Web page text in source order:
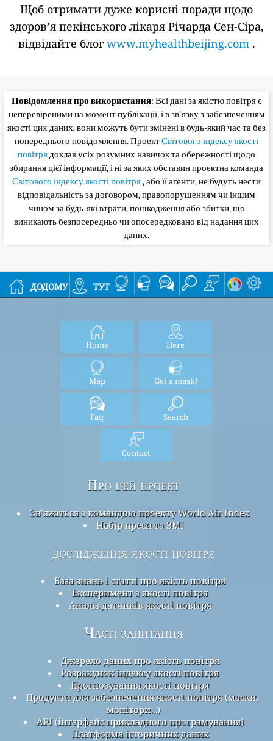
Щоб отримати дуже корисні поради щодо
здоров’я пекінського лікаря Річарда Сен-Сіра,
відвідайте блог www.myhealthbeijing.com .
Повідомлення про використання: Всі дані за якістю повітря є
неперевіреними на момент публікації, і в зв'язку з забезпеченням
якості цих даних, вони можуть бути змінені в будь-який час та без
попереднього повідомлення. ПроектСвітового індексу якості
повітрядоклав усіх розумних навичок та обережності щодо
збирання цієї інформації, і ні за яких обставин проектна команда
Світового індексу якості повітря, або її агенти, не будуть нести
відповідальність за договором, правопорушенням чи іншим
чином за будь-які втрати, пошкодження або збитки, що
виникають безпосередньо чи опосередковано від надання цих
даних.
додому тут
Home Here
Map Get a mask!
Faq Search
Contact
Про цей проект
Зв’яжіться з командою проекту World Air Index
Набір преси та ЗМІ
дослідження якості повітря
База знань і статті про якість повітря
Експеримент з якості повітря
Аналіз датчиків якості повітря
Часті запитання
Джерело даних про якість повітря
Розрахунок індексу якості повітря
Прогнозування якості повітря
Продукти для забезпечення якості повітря (маски,
монітори…)
API (інтерфейс прикладного програмування)
Платформа історичних даних